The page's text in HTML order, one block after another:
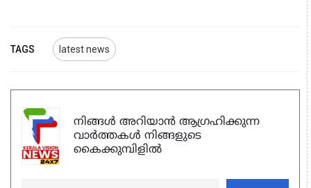
TAGS latest news
നിങ്ങൾ അറിയാൻ ആഗ്രഹിക്കുന്ന
വാർത്തകൾ നിങ്ങളുടെ
കൈക്കുമ്പിളിൽ